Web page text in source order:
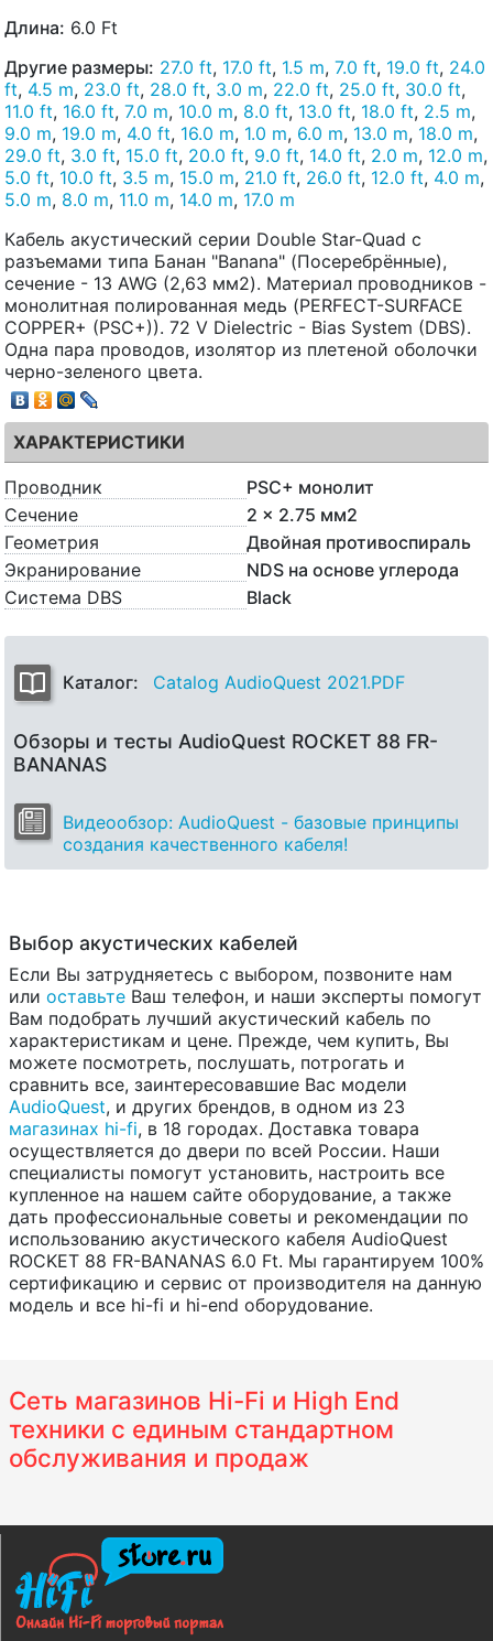
Длина: 6.0 Ft
Другие размеры: 27.0 ft, 17.0 ft, 1.5 m, 7.0 ft, 19.0 ft, 24.0
ft, 4.5 m, 23.0 ft, 28.0 ft, 3.0 m, 22.0 ft, 25.0 ft, 30.0 ft,
11.0 ft, 16.0 ft, 7.0 m, 10.0 m, 8.0 ft, 13.0 ft, 18.0 ft, 2.5 m,
9.0 m, 19.0 m, 4.0 ft, 16.0 m, 1.0 m, 6.0 m, 13.0 m, 18.0 m,
29.0 ft, 3.0 ft, 15.0 ft, 20.0 ft, 9.0 ft, 14.0 ft, 2.0 m, 12.0 m,
5.0 ft, 10.0 ft, 3.5 m, 15.0 m, 21.0 ft, 26.0 ft, 12.0 ft, 4.0 m,
5.0 m, 8.0 m, 11.0 m, 14.0 m, 17.0 m
Кабель акустический серии Double Star-Quad с
разъемами типа Банан "Banana" (Посеребрённые),
сечение - 13 AWG (2,63 мм2). Материал проводников -
монолитная полированная медь (PERFECT-SURFACE
COPPER+ (PSC+)). 72 V Dielectric - Bias System (DBS).
Одна пара проводов, изолятор из плетеной оболочки
черно-зеленого цвета.
ХАРАКТЕРИСТИКИ
Проводник
PSC+ монолит
Сечение
2 x 2.75 мм2
Геометрия
Двойная противоспираль
Экранирование
NDS на основе углерода
Система DBS
Black
Каталог: Catalog AudioQuest 2021.PDF
Обзоры и тесты AudioQuest ROCKET 88 FR-
BANANAS
Видеообзор: AudioQuest - базовые принципы
создания качественного кабеля!
Выбор акустических кабелей
Если Вы затрудняетесь с выбором, позвоните нам
или оставьте Ваш телефон, и наши эксперты помогут
Вам подобрать лучший акустический кабель по
характеристикам и цене. Прежде, чем купить, Вы
можете посмотреть, послушать, потрогать и
сравнить все, заинтересовавшие Вас модели
AudioQuest, и других брендов, в одном из 23
магазинах hi-fi, в 18 городах. Доставка товара
осуществляется до двери по всей России. Наши
специалисты помогут установить, настроить все
купленное на нашем сайте оборудование, а также
дать профессиональные советы и рекомендации по
использованию акустического кабеля AudioQuest
ROCKET 88 FR-BANANAS 6.0 Ft. Мы гарантируем 100%
сертификацию и сервис от производителя на данную
модель и все hi-fi и hi-end оборудование.
Сеть магазинов Hi-Fi и High End
техники с единым стандартном
обслуживания и продаж